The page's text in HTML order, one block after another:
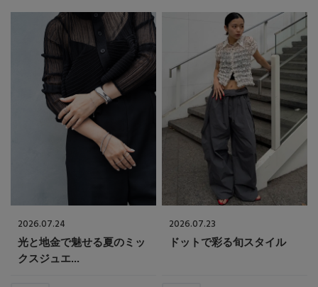
2026.07.24
光と地金で魅せる夏のミッ
クスジュエ...
2026.07.23
ドットで彩る旬スタイル